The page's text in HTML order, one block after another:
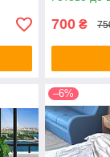
700 ₴
–6%